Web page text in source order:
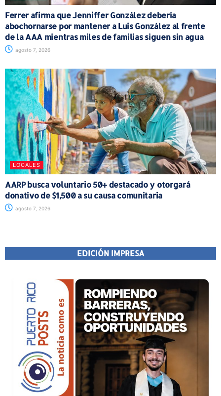
Ferrer afirma que Jenniffer González debería
abochornarse por mantener a Luis González al frente
de la AAA mientras miles de familias siguen sin agua
agosto 7, 2026
LOCALES
AARP busca voluntario 50+ destacado y otorgará
donativo de $1,500 a su causa comunitaria
agosto 7, 2026
EDICIÓN IMPRESA